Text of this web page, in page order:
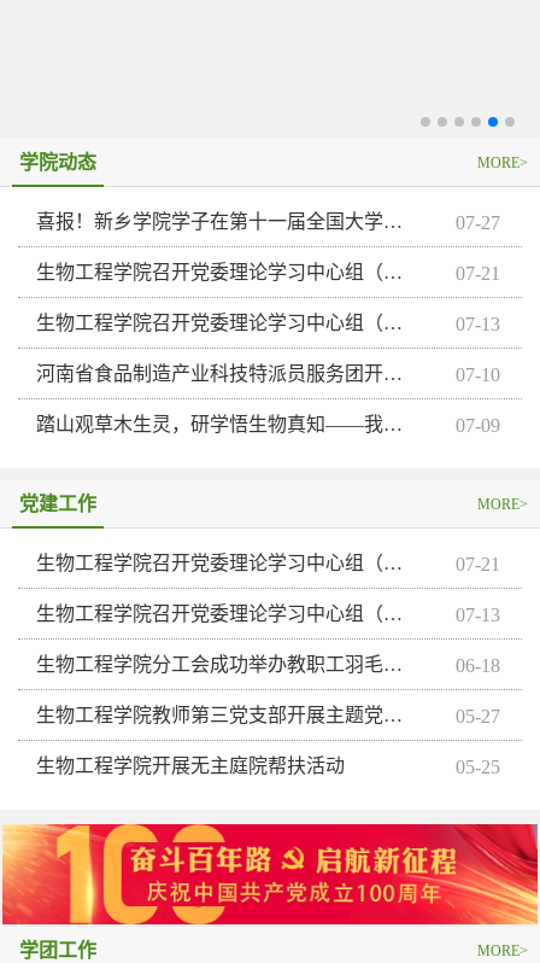
学院动态 MORE>
喜报！新乡学院学子在第十一届全国大学生生命科学竞赛（科学探究类）中斩获7项国家级奖项 07-27
生物工程学院召开党委理论学习中心组（扩大）会议 07-21
生物工程学院召开党委理论学习中心组（扩大）会议 07-13
河南省食品制造产业科技特派员服务团开展科技服务活动 07-10
踏山观草木生灵，研学悟生物真知​——我院生物技术专业《普通生物学野外实习》课程圆满完成 07-09
党建工作 MORE>
生物工程学院召开党委理论学习中心组（扩大）会议 07-21
生物工程学院召开党委理论学习中心组（扩大）会议 07-13
生物工程学院分工会成功举办教职工羽毛球比赛 06-18
生物工程学院教师第三党支部开展主题党日活动 05-27
生物工程学院开展无主庭院帮扶活动 05-25
学团工作 MORE>